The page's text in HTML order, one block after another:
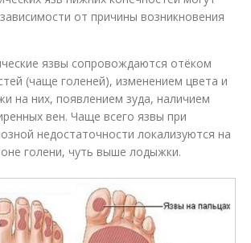
от причины возникновения
язвы сопровождаются отёком
(чаще голеней), изменением цвета и
на них, появлением зуда, наличием
вен. Чаще всего язвы при
недостаточности локализуются на
голени, чуть выше лодыжки.